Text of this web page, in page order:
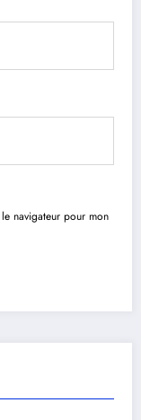
navigateur pour mon